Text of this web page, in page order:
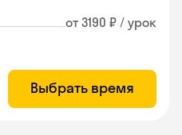
от 3190 ₽ / урок
Выбрать время